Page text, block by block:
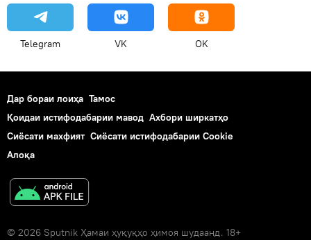
Telegram VK OK
Дар бораи лоиҳа Тамос
Қоидаи истифодабарии мавод Ахбори ширкатҳо
Сиёсати махфият Сиёсати истифодабарии Cookie
Алоқа
© 2026 Sputnik Ҳамаи ҳуқуқҳо ҳимоя шудаанд. 18+